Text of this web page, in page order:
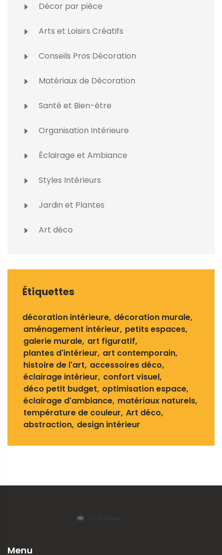
Décor par pièce
Arts et Loisirs Créatifs
Conseils Pros Décoration
Matériaux de Décoration
Santé et Bien-être
Organisation Intérieure
Éclairage et Ambiance
Styles Intérieurs
Jardin et Plantes
Art déco
Étiquettes
décoration intérieure décoration murale
aménagement intérieur petits espaces
galerie murale art figuratif
plantes d'intérieur art contemporain
histoire de l'art accessoires déco
éclairage intérieur confort visuel
déco petit budget optimisation espace
éclairage d'ambiance matériaux naturels
température de couleur Art déco
abstraction design intérieur
Menu